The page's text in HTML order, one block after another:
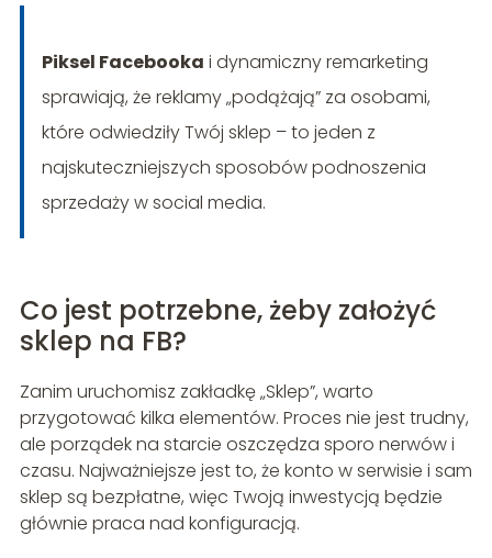
Piksel Facebooka i dynamiczny remarketing
sprawiają, że reklamy „podążają” za osobami,
które odwiedziły Twój sklep – to jeden z
najskuteczniejszych sposobów podnoszenia
sprzedaży w social media.
Co jest potrzebne, żeby założyć
sklep na FB?
Zanim uruchomisz zakładkę „Sklep”, warto
przygotować kilka elementów. Proces nie jest trudny,
ale porządek na starcie oszczędza sporo nerwów i
czasu. Najważniejsze jest to, że konto w serwisie i sam
sklep są bezpłatne, więc Twoją inwestycją będzie
głównie praca nad konfiguracją.